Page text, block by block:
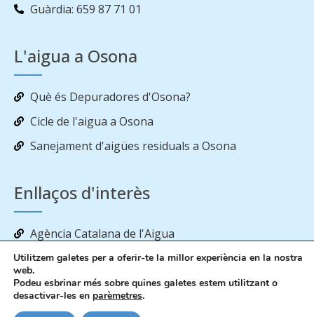
Guàrdia: 659 87 71 01
L'aigua a Osona
Què és Depuradores d'Osona?
Cicle de l'aigua a Osona
Sanejament d'aigües residuals a Osona
Enllaços d'interès
Agència Catalana de l'Aigua
Estat de les reserves d’aigua als embassaments
Utilitzem galetes per a oferir-te la millor experiència en la nostra
web.
Podeu esbrinar més sobre quines galetes estem utilitzant o
desactivar-les en parèmetres.